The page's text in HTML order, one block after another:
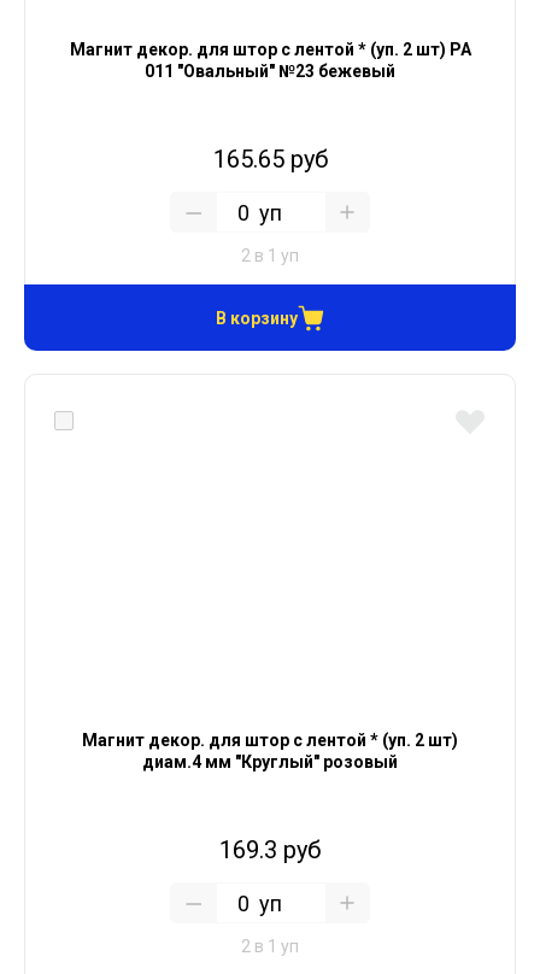
Магнит декор. для штор с лентой * (уп. 2 шт) PA
011 "Овальный" №23 бежевый
165.65 руб
уп
2 в 1 уп
В корзину
Магнит декор. для штор с лентой * (уп. 2 шт)
диам.4 мм "Круглый" розовый
169.3 руб
уп
2 в 1 уп